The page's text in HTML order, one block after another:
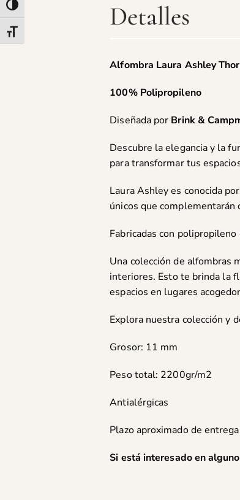
Alternar alto contraste
Alternar tamaño de letra
Detalles
Alfombra Laura Ashley
100% Polipropileno
Diseñada por Brink &
Descubre la elegancia y la
para transformar tus
Laura Ashley es conocida
únicos que
Fabricadas con
Una colección de alfombras
interiores. Esto te brinda la
espacios en lugares
Explora nuestra colección y
Grosor: 11 mm
Peso total: 2200gr/m2
Antialérgicas
Plazo aproximado de
Si está interesado en